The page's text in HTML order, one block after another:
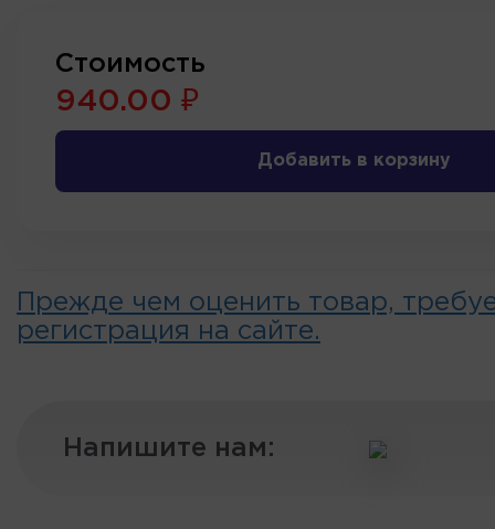
Стоимость
940.00 ₽
Добавить в корзину
Прежде чем оценить товар,
регистрация на сайте.
Напишите нам: